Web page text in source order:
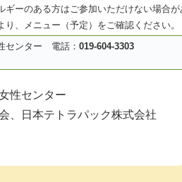
ギーのある方はご参加いただけない場合
り、メニュー（予定）をご確認ください。
センター 電話： 019-604-3303
性センター
、日本テトラパック株式会社